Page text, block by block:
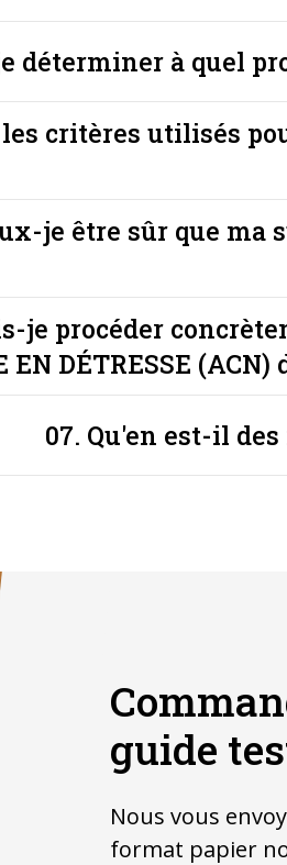
déterminer à quel
les critères utilisés
je être sûr que ma
je procéder
EN DÉTRESSE
07. Qu'en est-il
guide
Nous vous
format papier